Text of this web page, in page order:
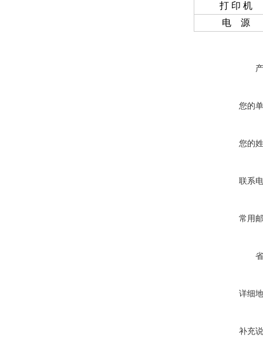
打 印 机
电 源
您的
您的
联系
常用
详细
补充